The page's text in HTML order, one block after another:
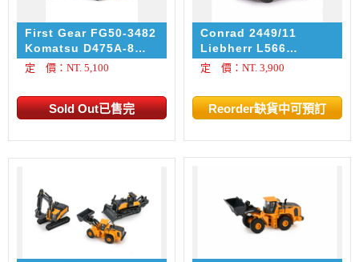
First Gear FG50-3482
Komatsu D475A-8
Dozer with Ripper
定 價：NT. 5,100
Conrad 2449/11
Liebherr L566
XPower Radlader
定 價：NT. 3,900